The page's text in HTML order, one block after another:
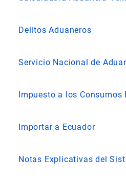
Delitos Aduaneros
Servicio Nacional de
Impuesto a los Consumos
Importar a Ecuador
Notas Explicativas del